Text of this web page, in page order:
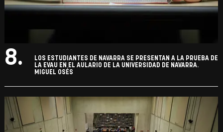
8.
LOS ESTUDIANTES DE NAVARRA SE PRESENTAN A LA PRUEBA DE
LA EVAU EN EL AULARIO DE LA UNIVERSIDAD DE NAVARRA.
MIGUEL OSÉS